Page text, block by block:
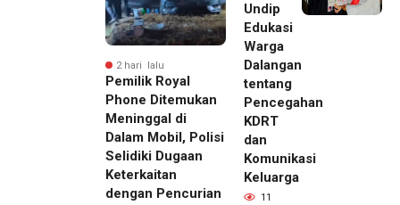
2 hari lalu
Pemilik Royal
Phone Ditemukan
Meninggal di
Dalam Mobil, Polisi
Selidiki Dugaan
Keterkaitan
dengan Pencurian
Undip
Edukasi
Warga
Dalangan
tentang
Pencegahan
KDRT
dan
Komunikasi
Keluarga
11